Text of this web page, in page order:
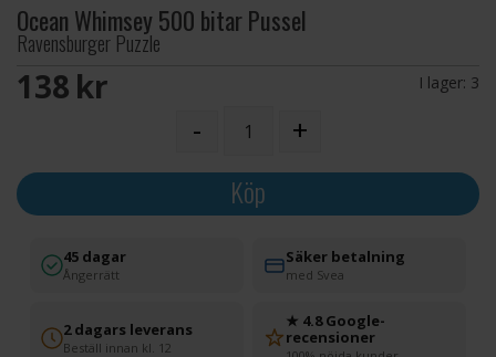
Ocean Whimsey 500 bitar Pussel
Ravensburger Puzzle
138 SEK I lager: 3
- +
Köp
45 dagar
Ångerrätt
Säker betalning
med Svea
2 dagars leverans
Beställ innan kl. 12
★ 4.8 Google-
recensioner